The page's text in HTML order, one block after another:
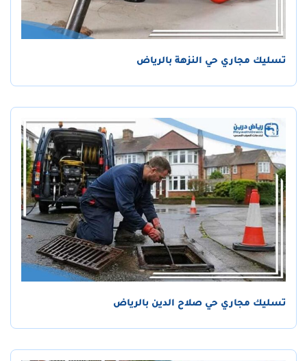
تسليك مجاري حي النزهة بالرياض
تسليك مجاري حي صلاح الدين بالرياض